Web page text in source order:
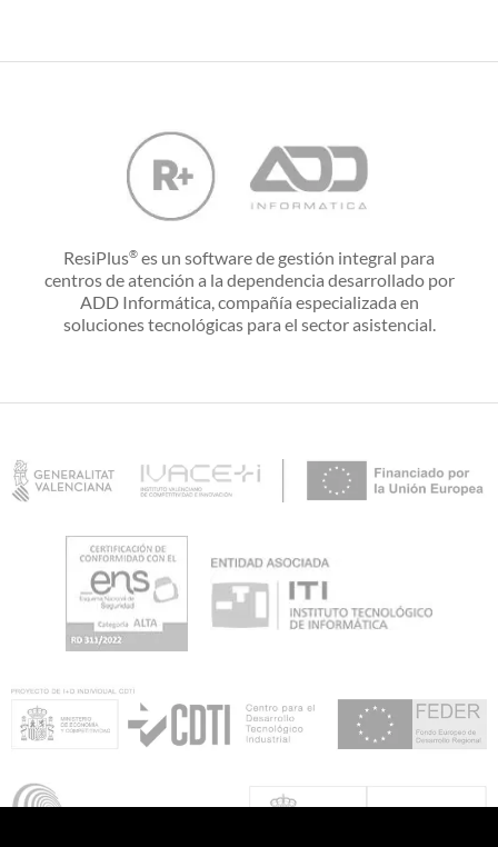
ResiPlus® es un software de gestión integral para
centros de atención a la dependencia desarrollado por
ADD Informática, compañía especializada en
soluciones tecnológicas para el sector asistencial.